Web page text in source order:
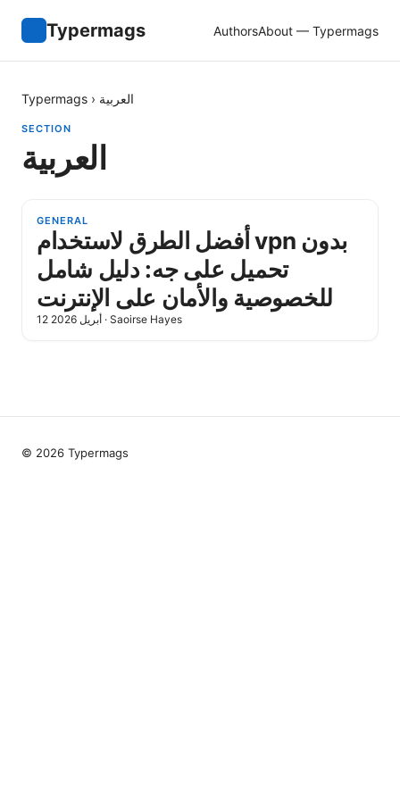
Typermags AuthorsAbout — Typermags
Typermags › العربية
SECTION
العربية
GENERAL
أفضل الطرق لاستخدام vpn بدون
تحميل على جه: دليل شامل
للخصوصية والأمان على الإنترنت
12 أبريل 2026 · Saoirse Hayes
© 2026 Typermags